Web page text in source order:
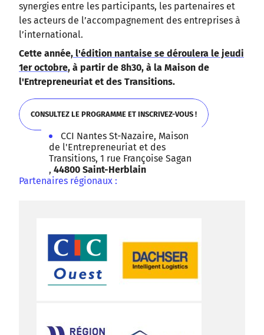
synergies entre les participants, les partenaires et
les acteurs de l’accompagnement des entreprises à
l’international.
Cette année, l'édition nantaise se déroulera le jeudi
1er octobre, à partir de 8h30, à la Maison de
l'Entrepreneuriat et des Transitions.
CONSULTEZ LE PROGRAMME ET INSCRIVEZ-VOUS !
CONSULTEZ LE PROGRAMME ET INSCRIVEZ-VOUS !
Contributeurs OpenStreetMap
CCI Nantes St-Nazaire, Maison
de l'Entrepreneuriat et des
Transitions, 1 rue Françoise Sagan
,44800 Saint-Herblain
Partenaires régionaux :